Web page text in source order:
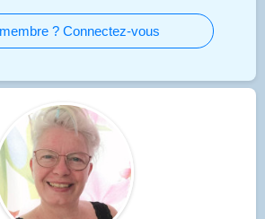
? Connectez-vous